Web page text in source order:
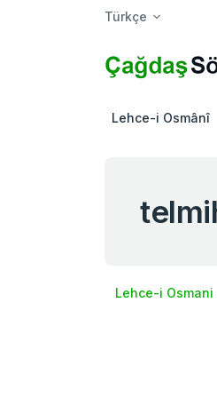
Türkçe
Lehce-i Osmânî
Lehce-i Osmani